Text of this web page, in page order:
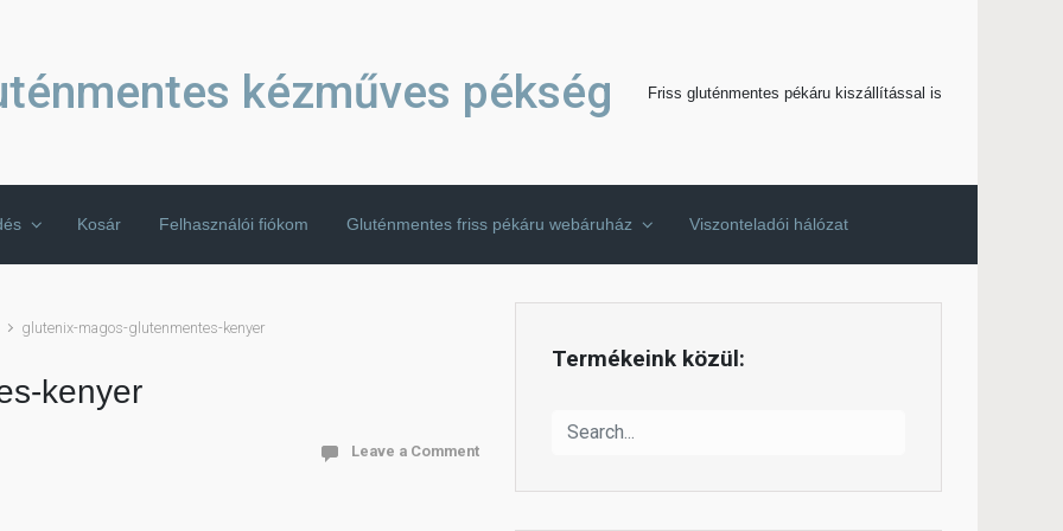
kézműves pékség Friss gluténmentes pékáru kiszállítással is
Kosár Felhasználói fiókom Gluténmentes friss pékáru webáruház Viszonteladói hálózat
glutenix-magos-glutenmentes-kenyer
kenyer
Leave a Comment
Termékeink közül: